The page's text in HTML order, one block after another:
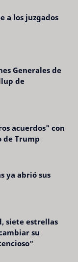
a los juzgados
Generales de
de
acuerdos" con
de Trump
ya abrió sus
siete estrellas
su